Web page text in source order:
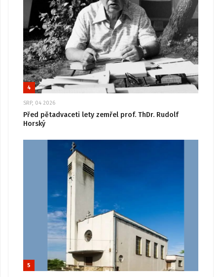
4
SRP, 04 2026
Před pětadvaceti lety zemřel prof. ThDr. Rudolf
Horský
5